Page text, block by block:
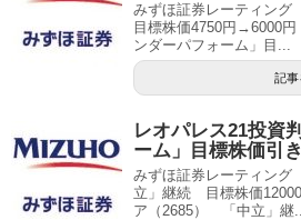
みずほ証券レーティング
目標株価4750円→6000円
ンダーパフォーム」目...
記事
レオパレス21投資
ーム」目標株価引
みずほ証券レーティン
立」継続 目標株価
ア（2685） 「中立」継